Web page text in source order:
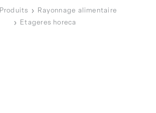
Produits
Rayonnage alimentaire
Etageres horeca